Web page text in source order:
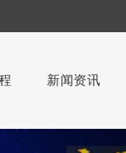
新闻资讯